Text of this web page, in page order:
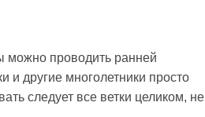
можно проводить ранней
и другие многолетники просто
следует все ветки целиком, не